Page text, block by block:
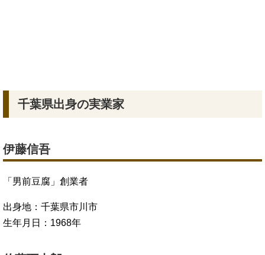
千葉県出身の実業家
伊藤信吾
「男前豆腐」創業者
出身地：千葉県市川市
生年月日：1968年